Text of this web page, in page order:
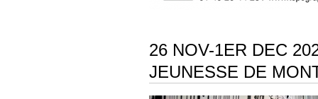
26 NOV-1ER DEC
JEUNESSE DE